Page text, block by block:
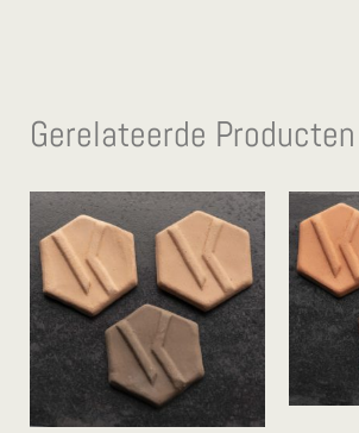
Gerelateerde Producten